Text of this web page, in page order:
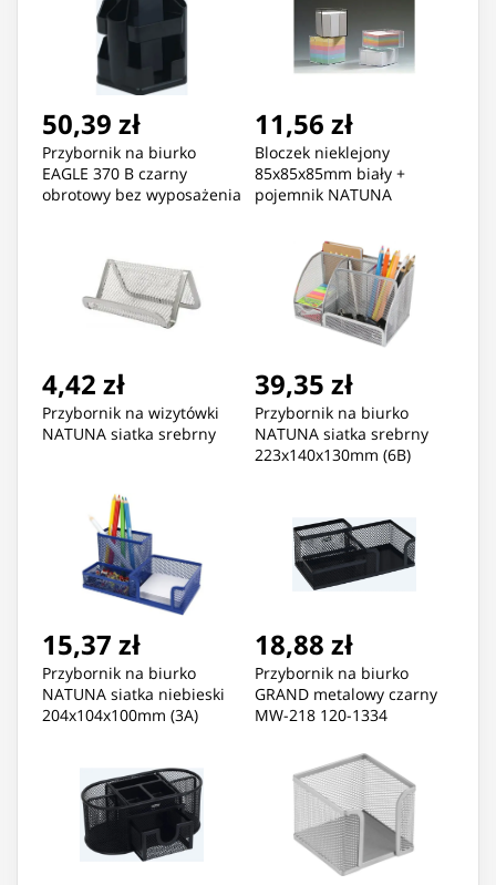
50,39 zł
Przybornik na biurko
EAGLE 370 B czarny
obrotowy bez wyposażenia
11,56 zł
Bloczek nieklejony
85x85x85mm biały +
pojemnik NATUNA
4,42 zł
Przybornik na wizytówki
NATUNA siatka srebrny
39,35 zł
Przybornik na biurko
NATUNA siatka srebrny
223x140x130mm (6B)
15,37 zł
Przybornik na biurko
NATUNA siatka niebieski
204x104x100mm (3A)
18,88 zł
Przybornik na biurko
GRAND metalowy czarny
MW-218 120-1334